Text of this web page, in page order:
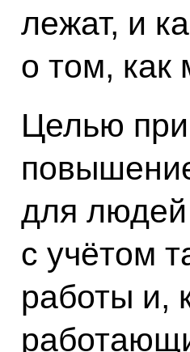
лежат, и
о том, как
Целью
для людей
с учётом
работы и,